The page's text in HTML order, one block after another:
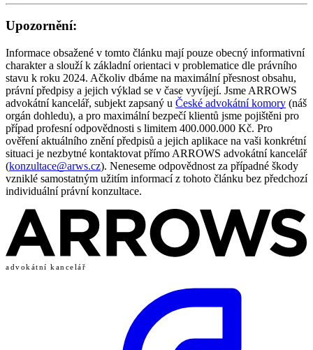
Upozornění:
Informace obsažené v tomto článku mají pouze obecný informativní
charakter a slouží k základní orientaci v problematice dle právního
stavu k roku 2024. Ačkoliv dbáme na maximální přesnost obsahu,
právní předpisy a jejich výklad se v čase vyvíjejí. Jsme ARROWS
advokátní kancelář, subjekt zapsaný u České advokátní komory (náš
orgán dohledu), a pro maximální bezpečí klientů jsme pojištěni pro
případ profesní odpovědnosti s limitem 400.000.000 Kč. Pro
ověření aktuálního znění předpisů a jejich aplikace na vaši konkrétní
situaci je nezbytné kontaktovat přímo ARROWS advokátní kancelář
(konzultace@arws.cz). Neneseme odpovědnost za případné škody
vzniklé samostatným užitím informací z tohoto článku bez předchozí
individuální právní konzultace.
advokátní kancelář